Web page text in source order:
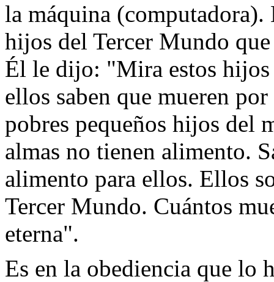
la máquina
hijos del Tercer Mundo
Él le dijo: "Mira estos hijos
ellos saben que mueren
pobres pequeños hijos del
almas no tienen alimento.
alimento para ellos. Ellos
Tercer Mundo. Cuántos
eterna".
Es en la obediencia que lo